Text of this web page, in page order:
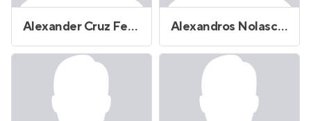
Alexander Cruz Ferreira Alexandros Nolasco Ferreira